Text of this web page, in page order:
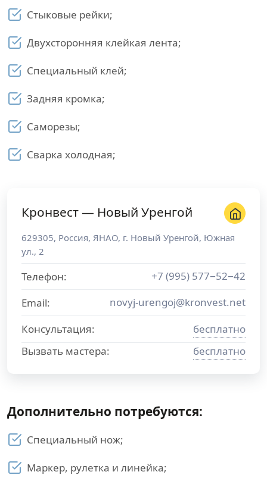
Стыковые рейки;
Двухсторонняя клейкая лента;
Специальный клей;
Задняя кромка;
Саморезы;
Сварка холодная;
Кронвест — Новый Уренгой
629305, Россия, ЯНАО, г. Новый Уренгой, Южная
ул., 2
Телефон:
+7 (995) 577−52−42
Email:
novyj-urengoj@kronvest.net
Консультация:
бесплатно
Вызвать мастера:
бесплатно
Дополнительно потребуются:
Специальный нож;
Маркер, рулетка и линейка;